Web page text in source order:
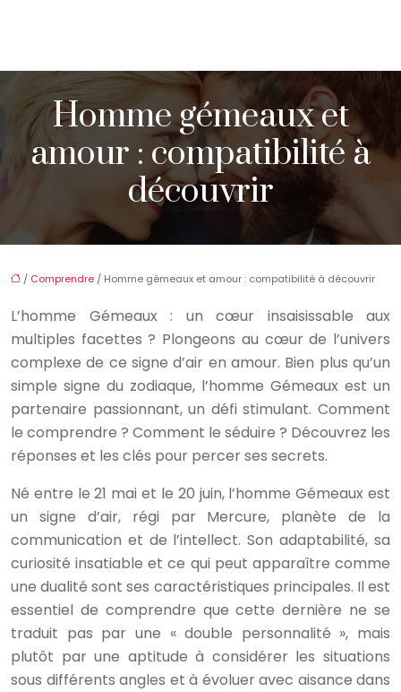
Homme gémeaux et
amour : compatibilité à
découvrir
/ Comprendre / Homme gémeaux et amour : compatibilité à découvrir
L’homme Gémeaux : un cœur insaisissable aux
multiples facettes ? Plongeons au cœur de l’univers
complexe de ce signe d’air en amour. Bien plus qu’un
simple signe du zodiaque, l’homme Gémeaux est un
partenaire passionnant, un défi stimulant. Comment
le comprendre ? Comment le séduire ? Découvrez les
réponses et les clés pour percer ses secrets.
Né entre le 21 mai et le 20 juin, l’homme Gémeaux est
un signe d’air, régi par Mercure, planète de la
communication et de l’intellect. Son adaptabilité, sa
curiosité insatiable et ce qui peut apparaître comme
une dualité sont ses caractéristiques principales. Il est
essentiel de comprendre que cette dernière ne se
traduit pas par une « double personnalité », mais
plutôt par une aptitude à considérer les situations
sous différents angles et à évoluer avec aisance dans